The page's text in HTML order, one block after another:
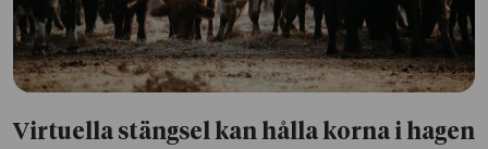
Virtuella stängsel kan hålla korna i hagen